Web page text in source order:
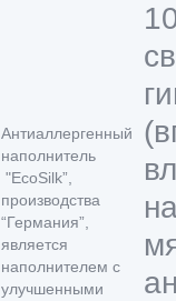
Антиаллергенный
наполнитель
"EcoSilk”,
производства
“Германия”,
является
наполнителем с
улучшенными